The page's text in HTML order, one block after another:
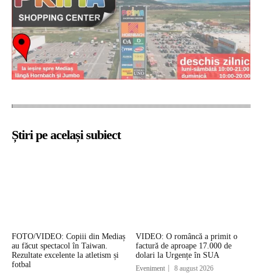
Știri pe același subiect
FOTO/VIDEO: Copiii din Mediaș
au făcut spectacol în Taiwan.
Rezultate excelente la atletism și
fotbal
VIDEO: O româncă a primit o
factură de aproape 17.000 de
dolari la Urgențe în SUA
Eveniment 8 august 2026